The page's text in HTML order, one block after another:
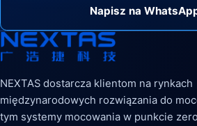
Napisz na
NEXTAS dostarcza klientom na rynkach
międzynarodowych rozwiązania do
tym systemy mocowania w punkcie